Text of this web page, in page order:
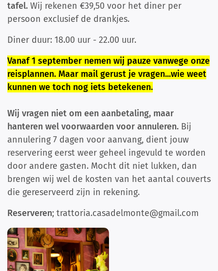
tafel. Wij rekenen €39,50 voor het diner per
persoon exclusief de drankjes.
Diner duur: 18.00 uur - 22.00 uur.
Vanaf 1 september nemen wij pauze vanwege onze
reisplannen. Maar mail gerust je vragen...wie weet
kunnen we toch nog iets betekenen.
Wij vragen niet om een aanbetaling, maar
hanteren wel voorwaarden voor annuleren. Bij
annulering 7 dagen voor aanvang, dient jouw
reservering eerst weer geheel ingevuld te worden
door andere gasten. Mocht dit niet lukken, dan
brengen wij wel de kosten van het aantal couverts
die gereserveerd zijn in rekening.
Reserveren; trattoria.casadelmonte@gmail.com